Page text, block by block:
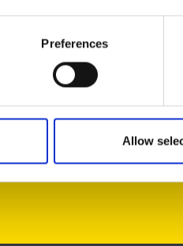
Preferences
Allow